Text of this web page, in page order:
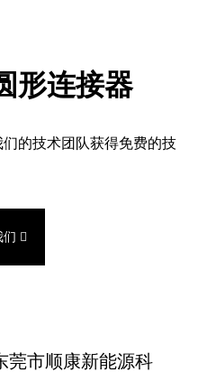
形连接器
的技术团队获得免费的技
们
莞市顺康新能源科